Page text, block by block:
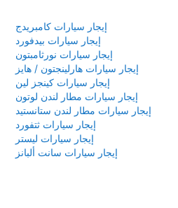
إيجار سيارات كامبريدج
إيجار سيارات بيدفورد
إيجار سيارات نورثامبتون
إيجار سيارات هارلينجتون / هايز
إيجار سيارات كينجز لين
إيجار سيارات مطار لندن لوتون
إيجار سيارات مطار لندن ستانستيد
إيجار سيارات ثتفورد
إيجار سيارات ليستر
إيجار سيارات سانت ألبانز